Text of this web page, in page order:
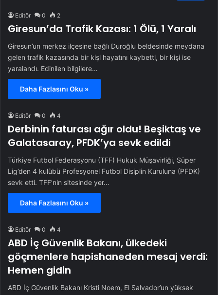
Editör 0 2
Giresun’da Trafik Kazası: 1 Ölü, 1 Yaralı
Giresun’un merkez ilçesine bağlı Duroğlu beldesinde meydana
gelen trafik kazasında bir kişi hayatını kaybetti, bir kişi ise
yaralandı. Edinilen bilgilere…
Daha Fazlasını Oku »
Editör 0 4
Derbinin faturası ağır oldu! Beşiktaş ve
Galatasaray, PFDK’ya sevk edildi
Türkiye Futbol Federasyonu (TFF) Hukuk Müşavirliği, Süper
Lig’den 4 kulübü Profesyonel Futbol Disiplin Kuruluna (PFDK)
sevk etti. TFF’nin sitesinde yer…
Daha Fazlasını Oku »
Editör 0 4
ABD İç Güvenlik Bakanı, ülkedeki
göçmenlere hapishaneden mesaj verdi:
Hemen gidin
ABD İç Güvenlik Bakanı Kristi Noem, El Salvador’un yüksek